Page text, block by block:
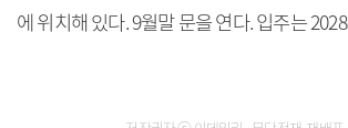
에 위치해 있다. 9월말 문을 연다. 입주는